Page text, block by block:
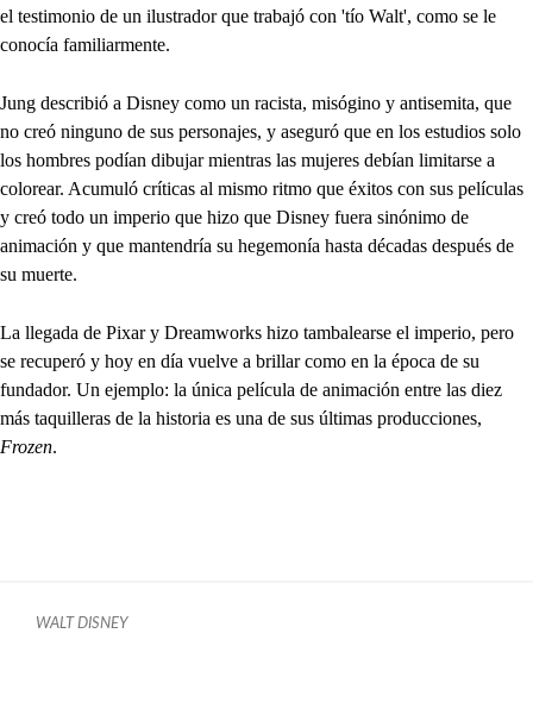
el testimonio de un ilustrador que trabajó con 'tío Walt', como se le
conocía familiarmente.
Jung describió a Disney como un racista, misógino y antisemita, que
no creó ninguno de sus personajes, y aseguró que en los estudios solo
los hombres podían dibujar mientras las mujeres debían limitarse a
colorear. Acumuló críticas al mismo ritmo que éxitos con sus películas
y creó todo un imperio que hizo que Disney fuera sinónimo de
animación y que mantendría su hegemonía hasta décadas después de
su muerte.
La llegada de Pixar y Dreamworks hizo tambalearse el imperio, pero
se recuperó y hoy en día vuelve a brillar como en la época de su
fundador. Un ejemplo: la única película de animación entre las diez
más taquilleras de la historia es una de sus últimas producciones,
Frozen.
WALT DISNEY